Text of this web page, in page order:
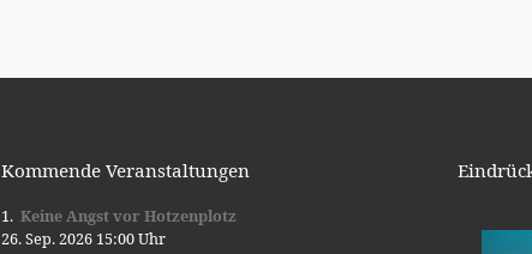
Kommende Veranstaltungen
Keine Angst vor Hotzenplotz
26. Sep. 2026 15:00 Uhr